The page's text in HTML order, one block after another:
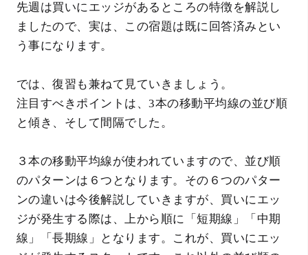
先週は買いにエッジがあるところの特徴を解説し
ましたので、実は、この宿題は既に回答済みとい
う事になります。
では、復習も兼ねて見ていきましょう。
注目すべきポイントは、3本の移動平均線の並び順
と傾き、そして間隔でした。
３本の移動平均線が使われていますので、並び順
のパターンは６つとなります。その６つのパター
ンの違いは今後解説していきますが、買いにエッ
ジが発生する際は、上から順に「短期線」「中期
線」「長期線」となります。これが、買いにエッ